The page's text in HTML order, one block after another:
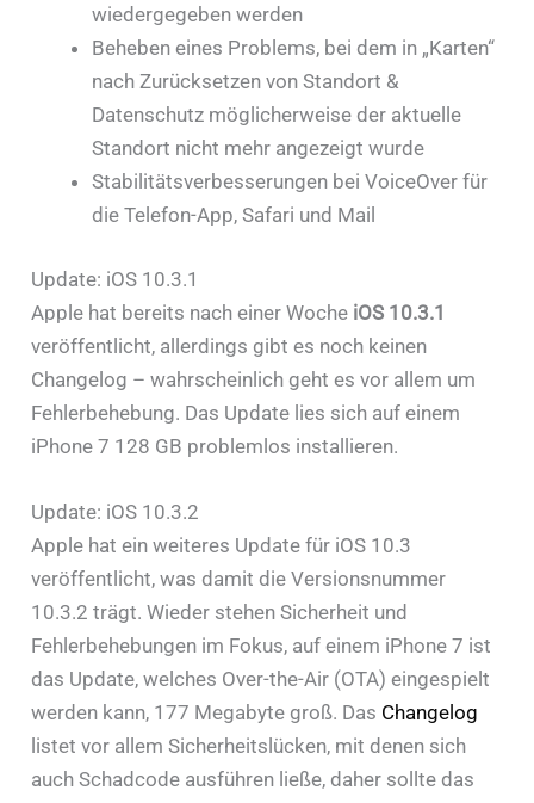
wiedergegeben werden
Beheben eines Problems, bei dem in „Karten“
nach Zurücksetzen von Standort &
Datenschutz möglicherweise der aktuelle
Standort nicht mehr angezeigt wurde
Stabilitätsverbesserungen bei VoiceOver für
die Telefon-App, Safari und Mail
Update: iOS 10.3.1
Apple hat bereits nach einer Woche iOS 10.3.1
veröffentlicht, allerdings gibt es noch keinen
Changelog – wahrscheinlich geht es vor allem um
Fehlerbehebung. Das Update lies sich auf einem
iPhone 7 128 GB problemlos installieren.
Update: iOS 10.3.2
Apple hat ein weiteres Update für iOS 10.3
veröffentlicht, was damit die Versionsnummer
10.3.2 trägt. Wieder stehen Sicherheit und
Fehlerbehebungen im Fokus, auf einem iPhone 7 ist
das Update, welches Over-the-Air (OTA) eingespielt
werden kann, 177 Megabyte groß. Das Changelog
listet vor allem Sicherheitslücken, mit denen sich
auch Schadcode ausführen ließe, daher sollte das